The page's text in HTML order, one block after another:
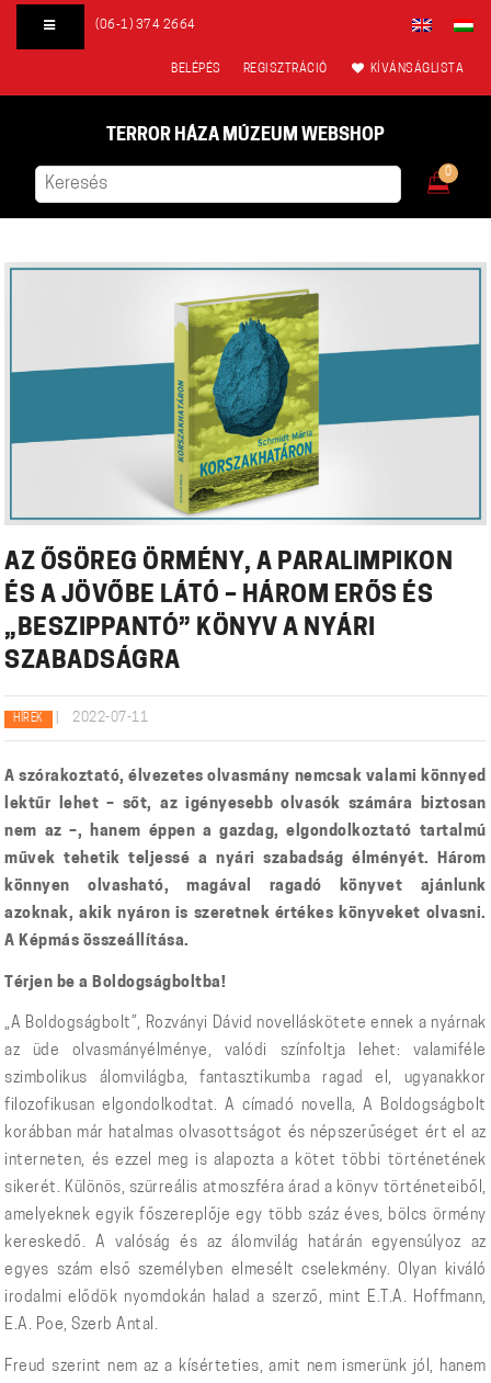
(06-1) 374 2664
BELÉPÉS REGISZTRÁCIÓ KÍVÁNSÁGLISTA
TERROR HÁZA MÚZEUM WEBSHOP
0
AZ ŐSÖREG ÖRMÉNY, A PARALIMPIKON
ÉS A JÖVŐBE LÁTÓ – HÁROM ERŐS ÉS
„BESZIPPANTÓ” KÖNYV A NYÁRI
SZABADSÁGRA
HÍREK 2022-07-11
A szórakoztató, élvezetes olvasmány nemcsak valami könnyed
lektűr lehet – sőt, az igényesebb olvasók számára biztosan
nem az –, hanem éppen a gazdag, elgondolkoztató tartalmú
művek tehetik teljessé a nyári szabadság élményét. Három
könnyen olvasható, magával ragadó könyvet ajánlunk
azoknak, akik nyáron is szeretnek értékes könyveket olvasni.
A Képmás összeállítása.
Térjen be a Boldogságboltba!
„A Boldogságbolt”, Rozványi Dávid novelláskötete ennek a nyárnak
az üde olvasmányélménye, valódi színfoltja lehet: valamiféle
szimbolikus álomvilágba, fantasztikumba ragad el, ugyanakkor
filozofikusan elgondolkodtat. A címadó novella, A Boldogságbolt
korábban már hatalmas olvasottságot és népszerűséget ért el az
interneten, és ezzel meg is alapozta a kötet többi történetének
sikerét. Különös, szürreális atmoszféra árad a könyv történeteiből,
amelyeknek egyik főszereplője egy több száz éves, bölcs örmény
kereskedő. A valóság és az álomvilág határán egyensúlyoz az
egyes szám első személyben elmesélt cselekmény. Olyan kiváló
irodalmi elődök nyomdokán halad a szerző, mint E.T.A. Hoffmann,
E.A. Poe, Szerb Antal.
Freud szerint nem az a kísérteties, amit nem ismerünk jól, hanem